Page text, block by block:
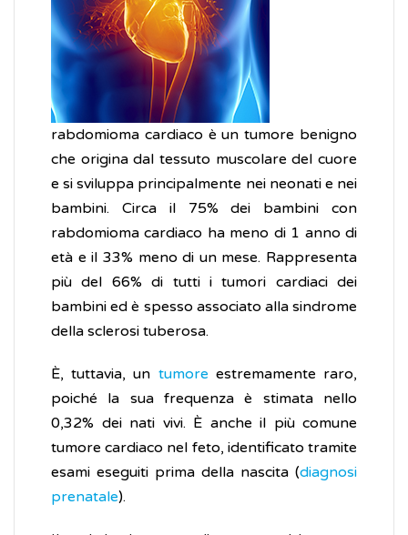
rabdomioma cardiaco è un tumore benigno
che origina dal tessuto muscolare del cuore
e si sviluppa principalmente nei neonati e nei
bambini. Circa il 75% dei bambini con
rabdomioma cardiaco ha meno di 1 anno di
età e il 33% meno di un mese. Rappresenta
più del 66% di tutti i tumori cardiaci dei
bambini ed è spesso associato alla sindrome
della sclerosi tuberosa.
È, tuttavia, un tumore estremamente raro,
poiché la sua frequenza è stimata nello
0,32% dei nati vivi. È anche il più comune
tumore cardiaco nel feto, identificato tramite
esami eseguiti prima della nascita (diagnosi
prenatale).